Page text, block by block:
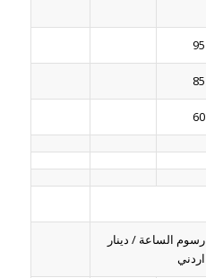
95
85
60
رسوم الساعة / دينار
اردني